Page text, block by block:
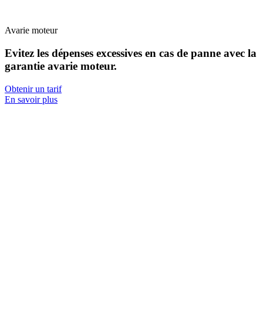
Avarie moteur
Evitez les dépenses excessives en cas de panne avec la
garantie avarie moteur.
Obtenir un tarif
En savoir plus